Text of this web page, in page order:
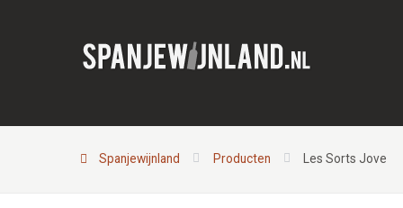
Spanjewijnland Producten Les Sorts Jove